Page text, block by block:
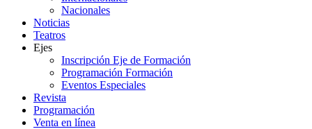
Nacionales
Noticias
Teatros
Ejes
Inscripción Eje de Formación
Programación Formación
Eventos Especiales
Revista
Programación
Venta en línea